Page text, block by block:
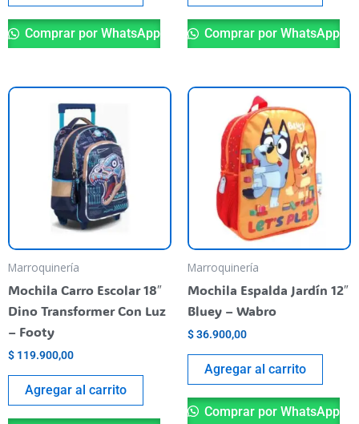
Comprar por WhatsApp Comprar por WhatsApp
Marroquinería
Mochila Carro Escolar 18″
Dino Transformer Con Luz
– Footy
$ 119.900,00
Agregar al carrito
Marroquinería
Mochila Espalda Jardín 12″
Bluey – Wabro
$36.900,00
Agregar al carrito
Comprar por WhatsApp